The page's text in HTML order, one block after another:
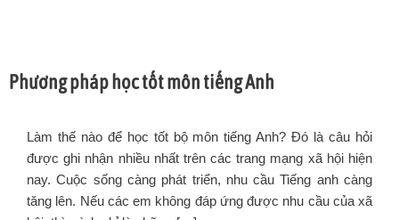
Phương pháp học tốt môn tiếng Anh
Làm thế nào để học tốt bộ môn tiếng Anh? Đó là câu hỏi
được ghi nhận nhiều nhất trên các trang mạng xã hội hiện
nay. Cuộc sống càng phát triển, nhu cầu Tiếng anh càng
tăng lên. Nếu các em không đáp ứng được nhu cầu của xã